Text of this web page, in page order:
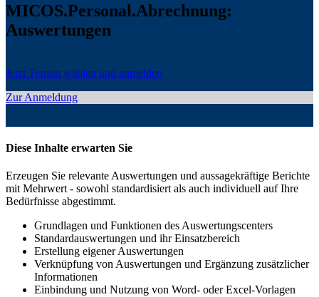
MICOS.Personal.Abrechnung:
Auswertungen
Jetzt Termin wählen und anmelden
Zur Anmeldung
Diese Inhalte erwarten Sie
Erzeugen Sie relevante Auswertungen und aussagekräftige Berichte
mit Mehrwert - sowohl standardisiert als auch individuell auf Ihre
Bedürfnisse abgestimmt.
Grundlagen und Funktionen des Auswertungscenters
Standardauswertungen und ihr Einsatzbereich
Erstellung eigener Auswertungen
Verknüpfung von Auswertungen und Ergänzung zusätzlicher
Informationen
Einbindung und Nutzung von Word- oder Excel-Vorlagen